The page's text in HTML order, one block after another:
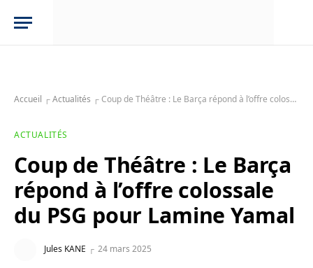
Accueil ┌Actualités ┌Coup de Théâtre : Le Barça répond à l’offre colossale du PSG pour Lamine Yamal
ACTUALITÉS
Coup de Théâtre : Le Barça
répond à l’offre colossale
du PSG pour Lamine Yamal
Jules KANE 24 mars 2025